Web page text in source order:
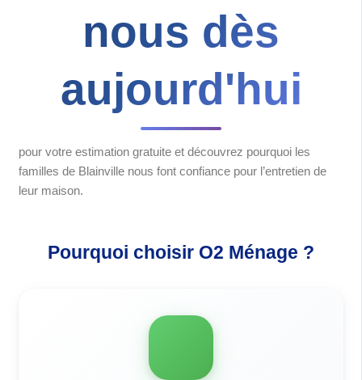
nous dès
aujourd'hui
pour votre estimation gratuite et découvrez pourquoi les
familles de Blainville nous font confiance pour l’entretien de
leur maison.
Pourquoi choisir O2 Ménage ?